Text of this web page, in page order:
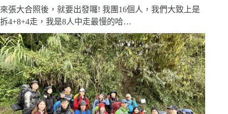
來張大合照後，就要出發囉! 我團16個人，我們大致上是
拆4+8+4走，我是8人中走最慢的哈…